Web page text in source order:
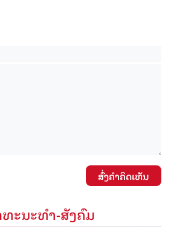
ສົ່ງຄໍາຄິດເຫັນ
ະນະທຳ-ສັງຄົມ